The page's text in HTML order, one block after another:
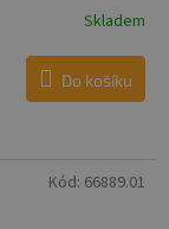
Skladem
Do košíku
Kód: 66889.01